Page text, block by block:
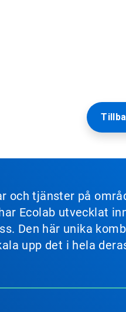
och tjänster på
Ecolab utvecklat
Den här unika
upp det i hela